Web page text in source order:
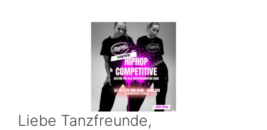
Liebe Tanzfreunde,